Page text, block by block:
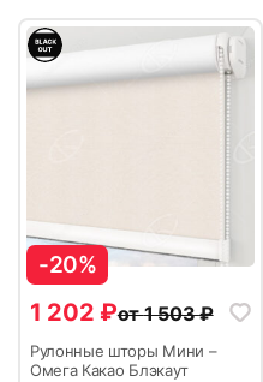
23
-20%
1 202 ₽от1 503₽
Рулонные шторы Мини –
Омега Какао Блэкаут